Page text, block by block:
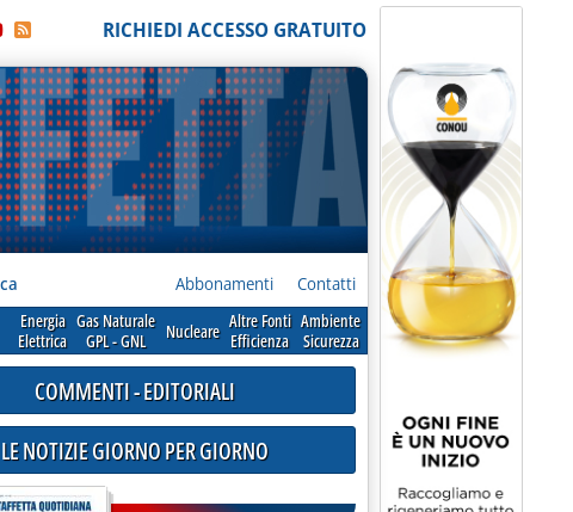
RICHIEDI ACCESSO GRATUITO
Abbonamenti Contatti
Energia
Elettrica
Gas Naturale
GPL - GNL
Nucleare Altre Fonti
Efficienza
Ambiente
Sicurezza
COMMENTI - EDITORIALI
LE NOTIZIE GIORNO PER GIORNO